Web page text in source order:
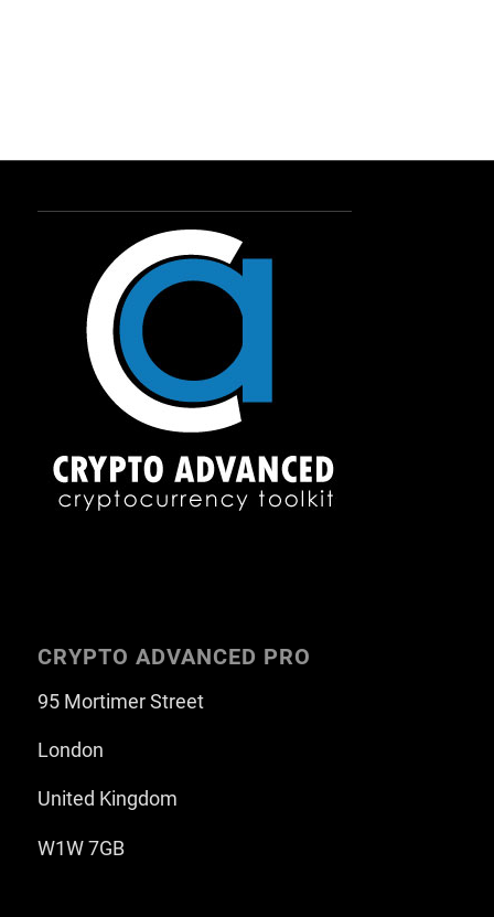
CRYPTO ADVANCED PRO
95 Mortimer Street
London
United Kingdom
W1W 7GB